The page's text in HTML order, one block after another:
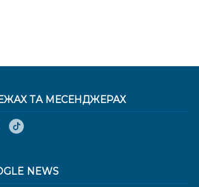
ТА МЕСЕНДЖЕРАХ
NEWS